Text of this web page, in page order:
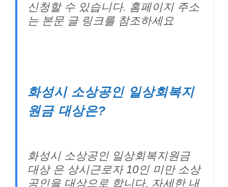
신청할 수 있습니다. 홈페이지 주소
는 본문 글 링크를 참조하세요
화성시 소상공인 일상회복지
원금 대상은?
화성시 소상공인 일상회복지원금
대상 은 상시근로자 10인 미만 소상
공인을 대상으로 합니다. 자세한 내